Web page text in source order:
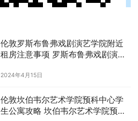
伦敦罗斯布鲁弗戏剧演艺学院附近
租房注意事项 罗斯布鲁弗戏剧演艺
2024年4月15日
伦敦坎伯韦尔艺术学院预科中心学
生公寓攻略 坎伯韦尔艺术学院预科